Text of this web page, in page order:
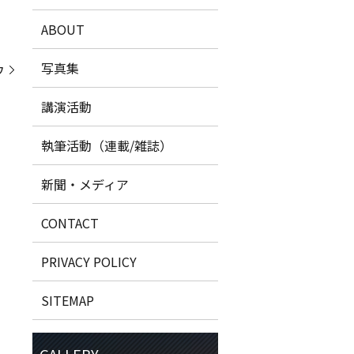
ABOUT
写真集
講演活動
執筆活動（連載/雑誌）
新聞・メディア
CONTACT
PRIVACY POLICY
SITEMAP